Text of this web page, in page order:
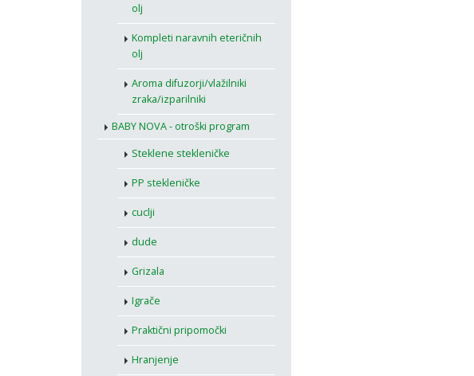
olj
Kompleti naravnih eteričnih
olj
Aroma difuzorji/vlažilniki
zraka/izparilniki
BABY NOVA - otroški program
Steklene stekleničke
PP stekleničke
cuclji
dude
Grizala
Igrače
Praktični pripomočki
Hranjenje